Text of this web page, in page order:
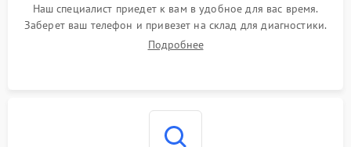
Наш специалист приедет к вам в удобное для вас время.
Заберет ваш телефон и привезет на склад для диагностики.
Подробнее